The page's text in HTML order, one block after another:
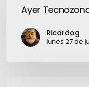
salióAyer
Ricardog
lunes 27 de